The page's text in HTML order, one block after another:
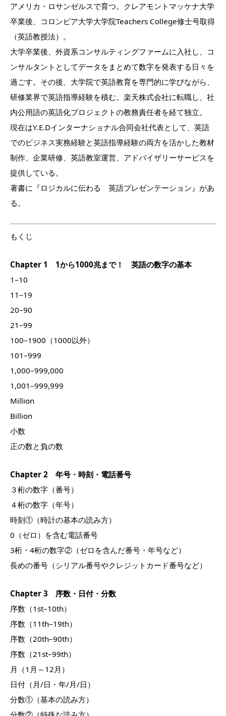
アメリカ・ロサンゼルスで育つ。クレアモントマッケナ大学
卒業後、コロンビア大学大学院Teachers College修士号取得
（英語教授法）。
大学卒業後、外資系コンサルティングファームに入社し、コ
ンサルタントとしてデータをまとめて数字を発表する日々を
過ごす。 その後、大学院で英語教育を専門的に学びながら、
研修業界で英語指導経験を積む。楽天株式会社に転職し、社
内公用語の英語化プロジェクトの教務責任者を経て独立。
現在はY.E.Dインターナショナル合同会社代表として、英語
でのビジネス実務経験と英語指導経験の両方を活かした教材
制作、 企業研修、英語教室運営、アドバイザリーサービスを
提供している。
著書に『ロジカルに伝わる 英語プレゼンテーション』があ
る。
もくじ
Chapter 1 1から1000兆まで！ 英語の数字の基本
1–10
11–19
20–90
21–99
100–1900（1000以外）
101–999
1,000–999,000
1,001–999,999
Million
Billion
小数
正の数と負の数
Chapter 2 年号・時刻・電話番号
３桁の数字（番号）
４桁の数字（年号）
時刻①（時計の基本の読み方）
0（ゼロ）を含む電話番号
3桁・4桁の数字②（ゼロを含んだ番号・年号など）
長めの番号（シリアル番号やクレジットカード番号など）
Chapter 3 序数・日付・分数
序数（1st–10th）
序数（11th–19th）
序数（20th–90th）
序数（21st–99th）
月（1月～12月）
日付（月/日・年/月/日）
分数①（基本の読み方）